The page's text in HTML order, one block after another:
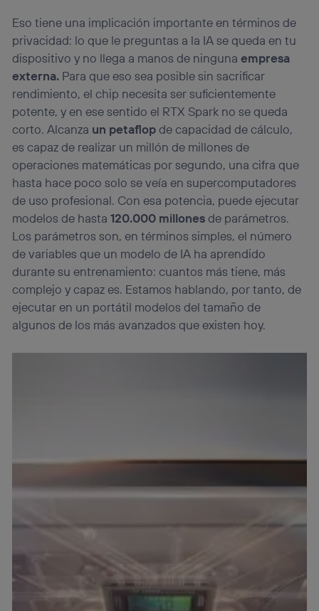
Eso tiene una implicación importante en términos de
privacidad: lo que le preguntas a la IA se queda en tu
dispositivo y no llega a manos de ningunaempresa
externa. Para que eso sea posible sin sacrificar
rendimiento, el chip necesita ser suficientemente
potente, y en ese sentido el RTX Spark no se queda
corto. Alcanza un petaflopde capacidad de cálculo,
es capaz de realizar un millón de millones de
operaciones matemáticas por segundo, una cifra que
hasta hace poco solo se veía en supercomputadores
de uso profesional. Con esa potencia, puede ejecutar
modelos de hasta120.000 millonesde parámetros.
Los parámetros son, en términos simples, el número
de variables que un modelo de IA ha aprendido
durante su entrenamiento: cuantos más tiene, más
complejo y capaz es. Estamos hablando, por tanto, de
ejecutar en un portátil modelos del tamaño de
algunos de los más avanzados que existen hoy.